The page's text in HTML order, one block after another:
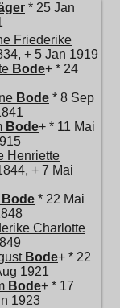
* 25 Jan
Friederike
+ 5 Jan 1919
Bode+ * 24
Bode * 8 Sep
Bode+ * 11 Mai
Henriette
+ 7 Mai
Bode * 22 Mai
Charlotte
Bode+ * 22
1921
Bode+ * 17
1923